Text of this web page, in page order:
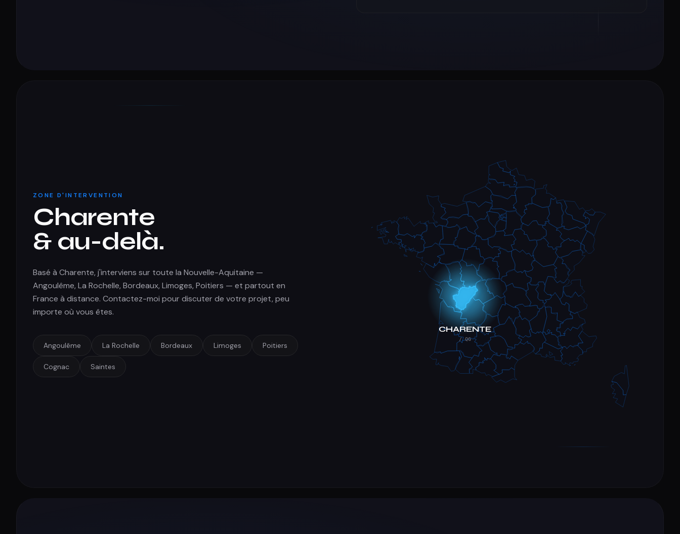
ZONE D'INTERVENTION
Charente
& au-delà.
Basé à Charente, j'interviens sur toute la Nouvelle-Aquitaine —
Angoulême, La Rochelle, Bordeaux, Limoges, Poitiers — et partout en
France à distance. Contactez-moi pour discuter de votre projet, peu
importe où vous êtes.
Angoulême La Rochelle Bordeaux Limoges Poitiers
Cognac Saintes